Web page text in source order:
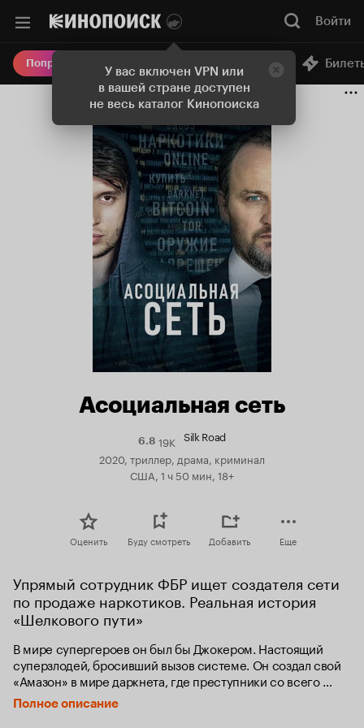
У вас включен VPN или
в вашей стране доступен
не весь каталог Кинопоиска
Войти
Попробовать Плюс Онлайн-кинотеатр
Асоциальная сеть
6.8Рейтинг
19K Silk Road
2020, триллер, драма, криминал
США, 1 ч 50 мин, 18+
Оценить Буду смотреть Добавить Еще
Упрямый сотрудник ФБР ищет создателя сети
по продаже наркотиков. Реальная история
«Шелкового пути»
В мире супергероев он был бы Джокером. Настоящий
суперзлодей, бросивший вызов системе. Он создал свой
«Амазон» в мире даркнета, где преступники со всего
мира сбывали оружие, поддельные документы
и наркотики. Многомиллионное состояние, возможность
Полное описание